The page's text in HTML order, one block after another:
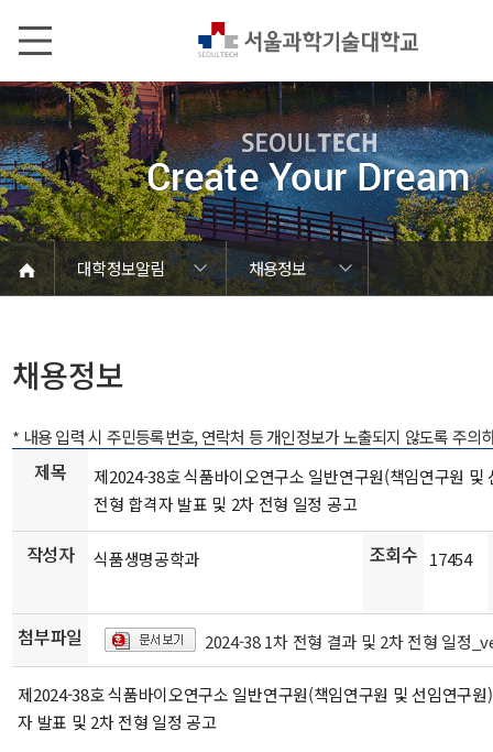
대학정보알림
채용정보
대학정보알림
정보공개
정보서비스안내
온라인민원센터
청렴행정
갑질신고센터
유실물 센터
SEOULTECH광장
대학공지사항
학사공지
장학공지
대학원공지
취업공지
대학입찰
채용정보
공모/외부행사
등록금심의위원회
코로나바이러스19 대응안내
재정위원회
채용정보
* 내용 입력 시 주민등록번호, 연락처 등 개인정보가 노출되지 않도록 주의
제목
제2024-38호 식품바이오연구소 일반연구원(책임연구원 및
전형 합격자 발표 및 2차 전형 일정 공고
작성자 식품생명공학과 조회수 17454
첨부파일 2024-38 1차 전형 결과 및 2차 전형 일정
제2024-38호 식품바이오연구소 일반연구원(책임연구원 및 선임연구
자 발표 및 2차 전형 일정 공고